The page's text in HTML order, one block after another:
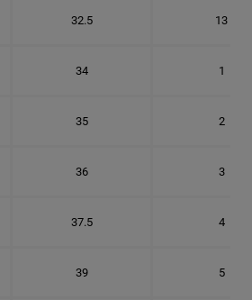
32.5 13
34 1
35 2
36 3
37.5 4
39 5